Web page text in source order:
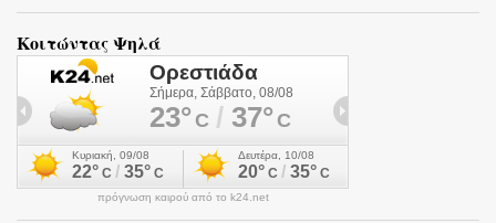
Κοιτώντας Ψηλά
πρόγνωση καιρού από το k24.net